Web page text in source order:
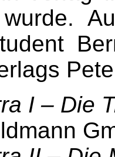
wurde.
I – Die